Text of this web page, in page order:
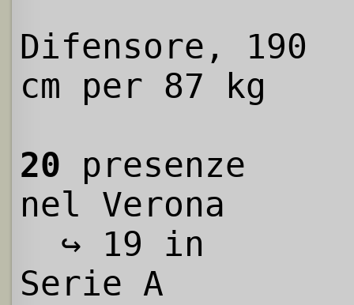
Difensore, 190
cm per 87 kg
20 presenze
nel Verona
↪ 19 in
Serie A